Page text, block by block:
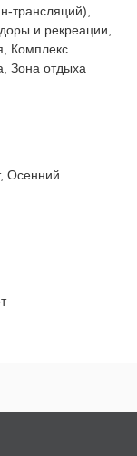
трансляций),
и рекреации,
Комплекс
Зона отдыха
Осенний